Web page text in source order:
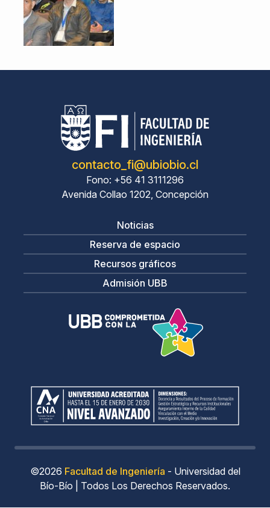
contacto_fi@ubiobio.cl
Fono: +56 41 3111296
Avenida Collao 1202, Concepción
Noticias
Reserva de espacio
Recursos gráficos
Admisión UBB
©2026 Facultad de Ingeniería - Universidad del
Bío-Bío | Todos Los Derechos Reservados.